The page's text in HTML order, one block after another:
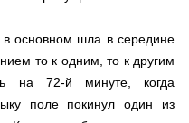
основном шла в середине
то к одним, то к другим
на 72-й минуте, когда
поле покинул один из